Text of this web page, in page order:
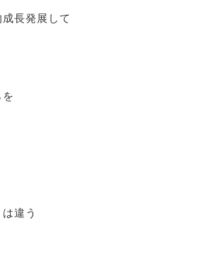
長発展して
違う